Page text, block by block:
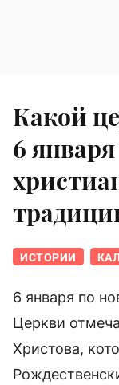
Какой
6
ИСТОРИИ
6 января по
Церкви
Христова,